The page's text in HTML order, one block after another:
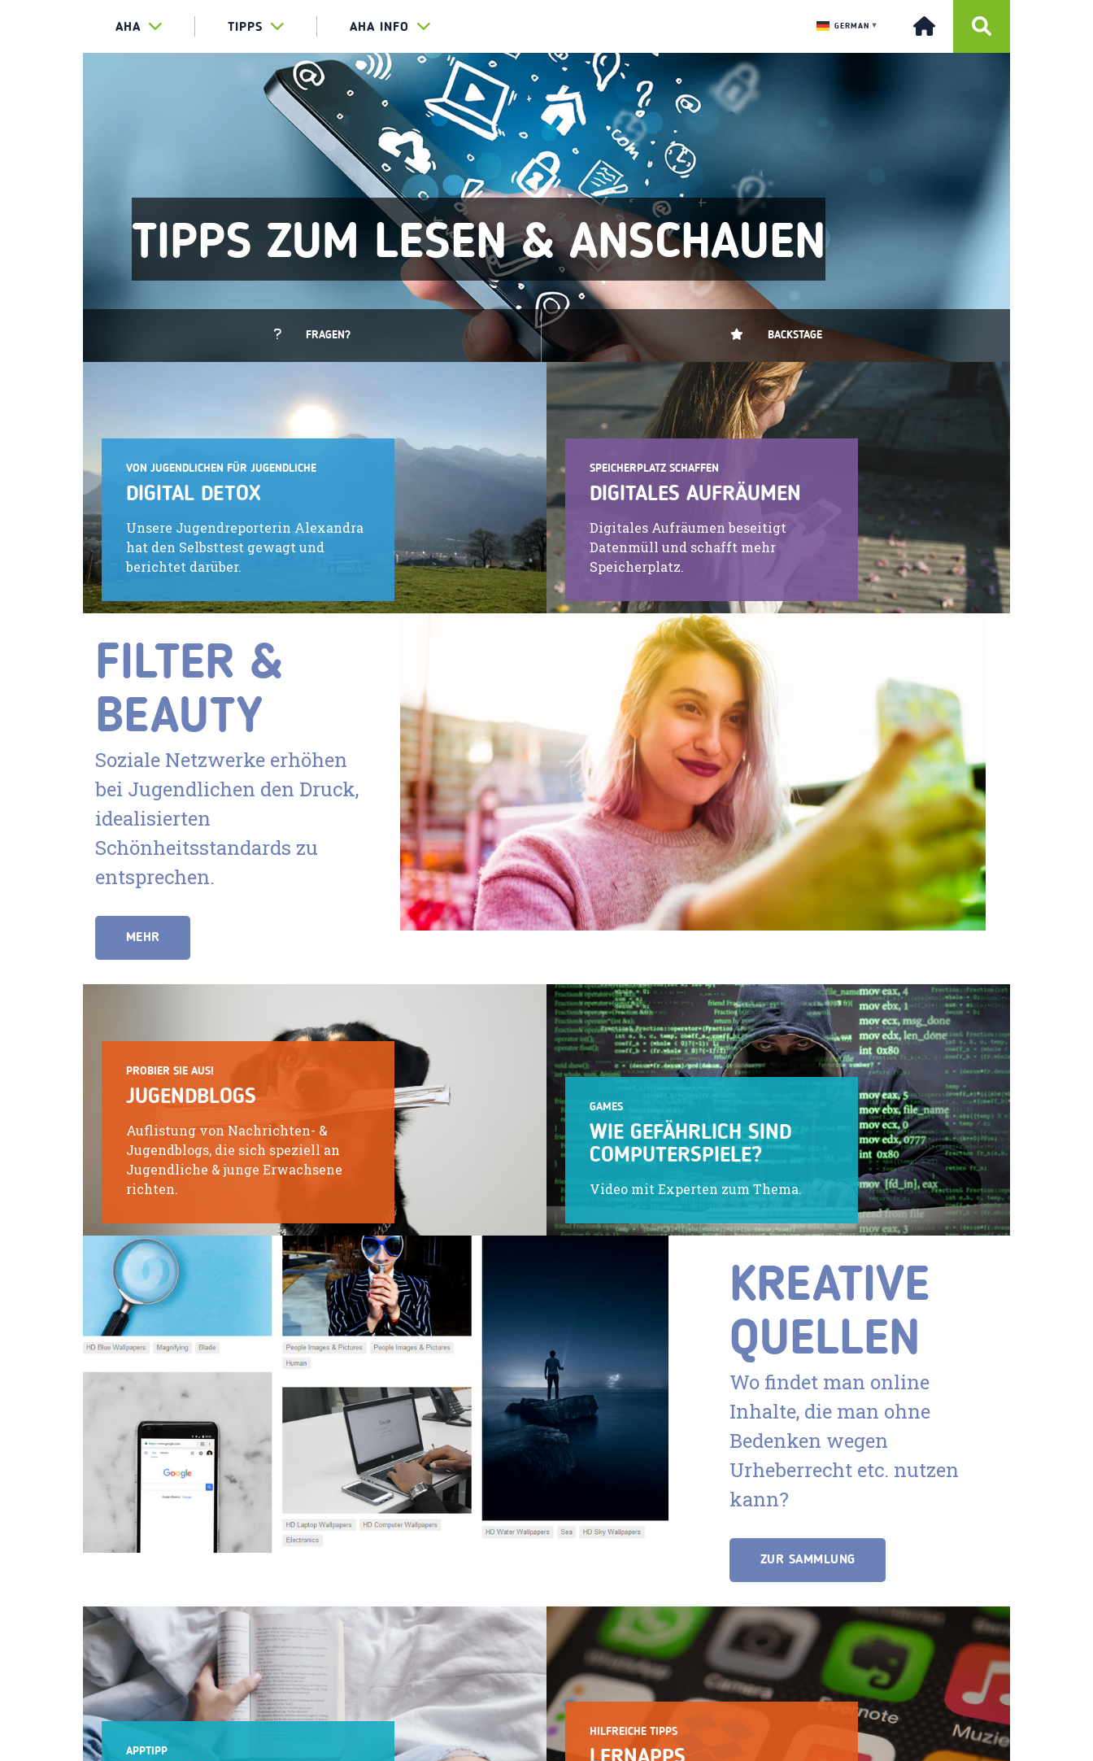
AHA TIPPS AHA INFO GERMAN ▼
TIPPS ZUM LESEN & ANSCHAUEN
FRAGEN? BACKSTAGE
VON JUGENDLICHEN FÜR JUGENDLICHE
DIGITAL DETOX
Unsere Jugendreporterin Alexandra
hat den Selbsttest gewagt und
berichtet darüber.
SPEICHERPLATZ SCHAFFEN
DIGITALES AUFRÄUMEN
Digitales Aufräumen beseitigt
Datenmüll und schafft mehr
Speicherplatz.
FILTER &
BEAUTY
Soziale Netzwerke erhöhen
bei Jugendlichen den Druck,
idealisierten
Schönheitsstandards zu
entsprechen.
MEHR
PROBIER SIE AUS!
JUGENDBLOGS
Auflistung von Nachrichten- &
Jugendblogs, die sich speziell an
Jugendliche & junge Erwachsene
richten.
GAMES
WIE GEFÄHRLICH SIND
COMPUTERSPIELE?
Video mit Experten zum Thema.
KREATIVE
QUELLEN
Wo findet man online
Inhalte, die man ohne
Bedenken wegen
Urheberrecht etc. nutzen
kann?
ZUR SAMMLUNG
APPTIPP
HILFREICHE TIPPS